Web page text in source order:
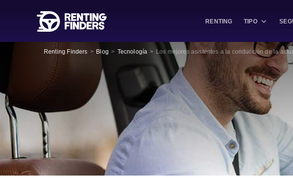
RENTING TIPO
Renting Finders > Blog > Tecnología > Los mejores asistentes a la conducción de la